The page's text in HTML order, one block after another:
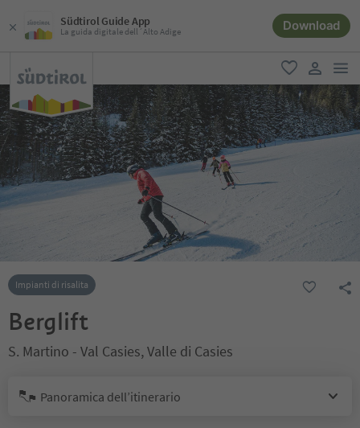
Südtirol Guide App
La guida digitale dell´Alto Adige Download
favoriti
user link
Impianti di risalita
Berglift
S. Martino - Val Casies, Valle di Casies
Panoramica dell’itinerario